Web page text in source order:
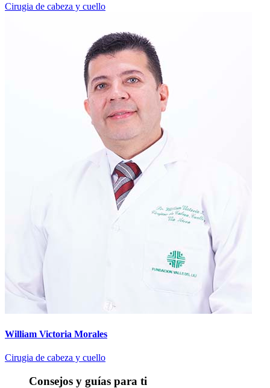
Cirugia de cabeza y cuello
William Victoria Morales
Cirugia de cabeza y cuello
Consejos y guías para ti